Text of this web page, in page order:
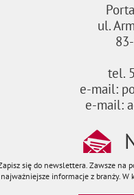
ul.
tel.
e-mail:
e-mail:
się do newslettera. Zawsze na
najważniejsze informacje z branży. W